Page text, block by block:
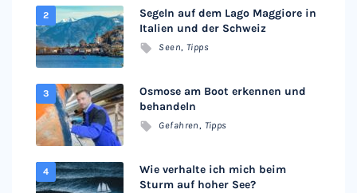
Segeln auf dem Lago Maggiore in
Italien und der Schweiz
Seen, Tipps
Osmose am Boot erkennen und
behandeln
Gefahren, Tipps
Wie verhalte ich mich beim
Sturm auf hoher See?